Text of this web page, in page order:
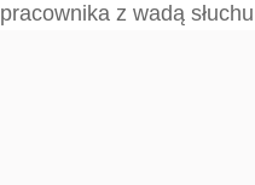
pracownika z wadą